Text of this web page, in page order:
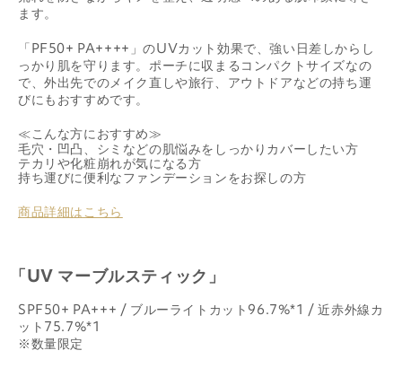
ます。
「PF50+ PA++++」のUVカット効果で、強い日差しからし
っかり肌を守ります。ポーチに収まるコンパクトサイズなの
で、外出先でのメイク直しや旅行、アウトドアなどの持ち運
びにもおすすめです。
≪こんな方におすすめ≫
毛穴・凹凸、シミなどの肌悩みをしっかりカバーしたい方
テカリや化粧崩れが気になる方
持ち運びに便利なファンデーションをお探しの方
商品詳細はこちら
「UV マーブルスティック」
SPF50+ PA+++ / ブルーライトカット96.7%*1 / 近赤外線カ
ット75.7%*1
※数量限定